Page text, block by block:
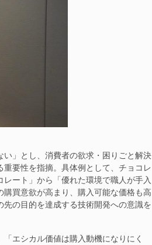
」とし、消費者の欲求・困りごと解決
要性を指摘。具体例として、チョコレ
ート」から「優れた環境で職人が手入
買意欲が高まり、購入可能な価格も高
の目的を達成する技術開発への意識を
エシカル価値は購入動機になりにく